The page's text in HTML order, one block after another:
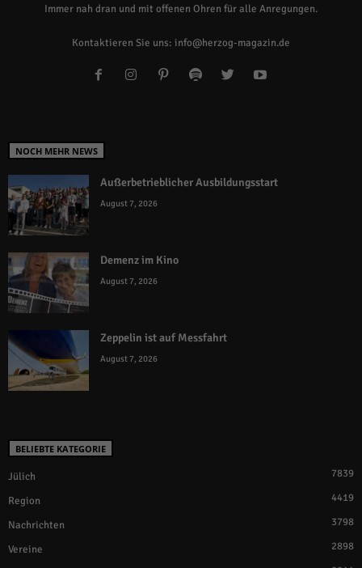
Immer nah dran und mit offenen Ohren für alle Anregungen.
Kontaktieren Sie uns: info@herzog-magazin.de
NOCH MEHR NEWS
Außerbetrieblicher Ausbildungsstart
August 7, 2026
Demenz im Kino
August 7, 2026
Zeppelin ist auf Messfahrt
August 7, 2026
BELIEBTE KATEGORIE
Jülich 7839
Region 4419
Nachrichten 3798
Vereine 2898